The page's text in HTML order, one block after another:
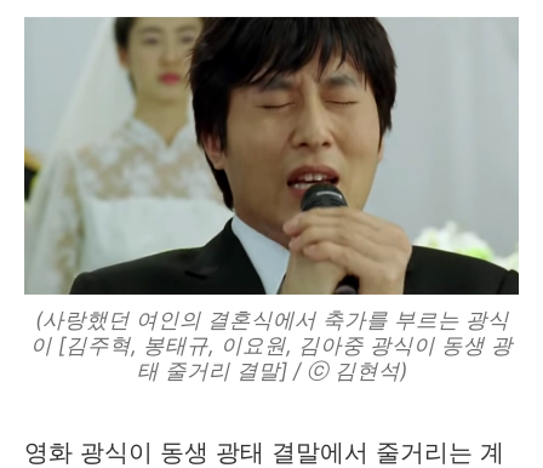
(사랑했던 여인의 결혼식에서 축가를 부르는 광식
이 [김주혁, 봉태규, 이요원, 김아중 광식이 동생 광
태 줄거리 결말] / ⓒ 김현석)
영화 광식이 동생 광태 결말에서 줄거리는 계